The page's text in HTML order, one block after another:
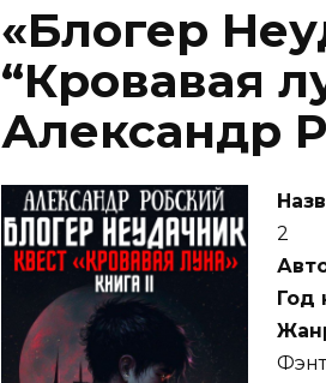
«Блогер
“Кровавая
Александр
2
Год